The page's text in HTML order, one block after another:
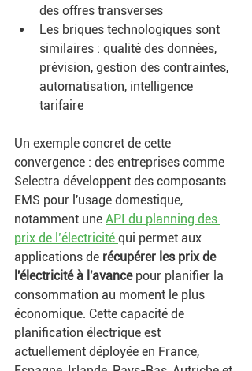
des offres transverses
Les briques technologiques sont
similaires : qualité des données,
prévision, gestion des contraintes,
automatisation, intelligence
tarifaire
Un exemple concret de cette
convergence : des entreprises comme
Selectra développent des composants
EMS pour l'usage domestique,
notamment une API du planning des
prix de l’électricité qui permet aux
applications de récupérer les prix de
l'électricité à l'avance pour planifier la
consommation au moment le plus
économique. Cette capacité de
planification électrique est
actuellement déployée en France,